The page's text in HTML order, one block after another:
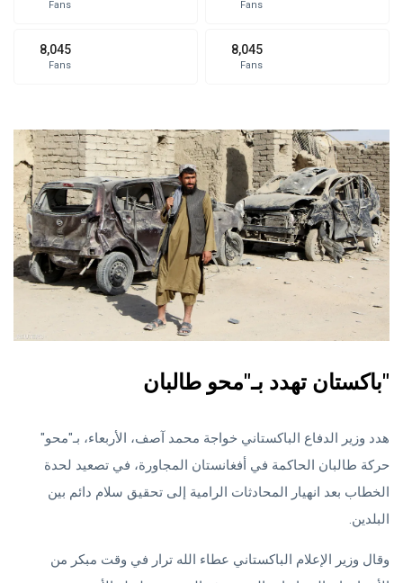
Fans Fans
8,045
Fans
8,045
Fans
باكستان تهدد بـ"محو طالبان"
هدد وزير الدفاع الباكستاني خواجة محمد آصف، الأربعاء، بـ"محو"
حركة طالبان الحاكمة في أفغانستان المجاورة، في تصعيد لحدة
الخطاب بعد انهيار المحادثات الرامية إلى تحقيق سلام دائم بين
البلدين.
وقال وزير الإعلام الباكستاني عطاء الله ترار في وقت مبكر من